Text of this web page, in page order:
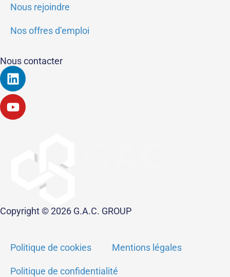
Nous rejoindre
Nos offres d’emploi
Nous contacter
Linkedin
Youtube
Copyright © 2026 G.A.C. GROUP
Politique de cookies Mentions légales
Politique de confidentialité